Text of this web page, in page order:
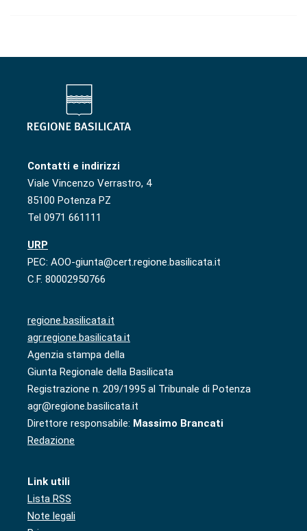
Contatti e indirizzi
Viale Vincenzo Verrastro, 4
85100 Potenza PZ
Tel 0971 661111
URP
PEC: AOO-giunta@cert.regione.basilicata.it
C.F. 80002950766
regione.basilicata.it
agr.regione.basilicata.it
Agenzia stampa della
Giunta Regionale della Basilicata
Registrazione n. 209/1995 al Tribunale di Potenza
agr@regione.basilicata.it
Direttore responsabile: Massimo Brancati
Redazione
Link utili
Lista RSS
Note legali